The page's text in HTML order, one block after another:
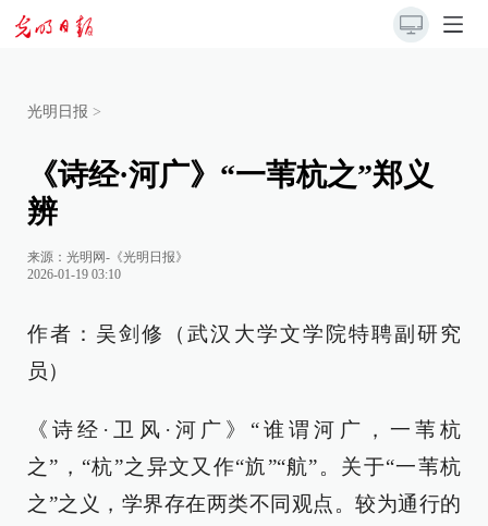
光明日报 >
《诗经·河广》“一苇杭之”郑义
辨
来源： 光明网-《光明日报》
2026-01-19 03:10
作者：吴剑修（武汉大学文学院特聘副研究
员）
《诗经·卫风·河广》“谁谓河广，一苇杭
之”，“杭”之异文又作“斻”“航”。关于“一苇杭
之”之义，学界存在两类不同观点。较为通行的